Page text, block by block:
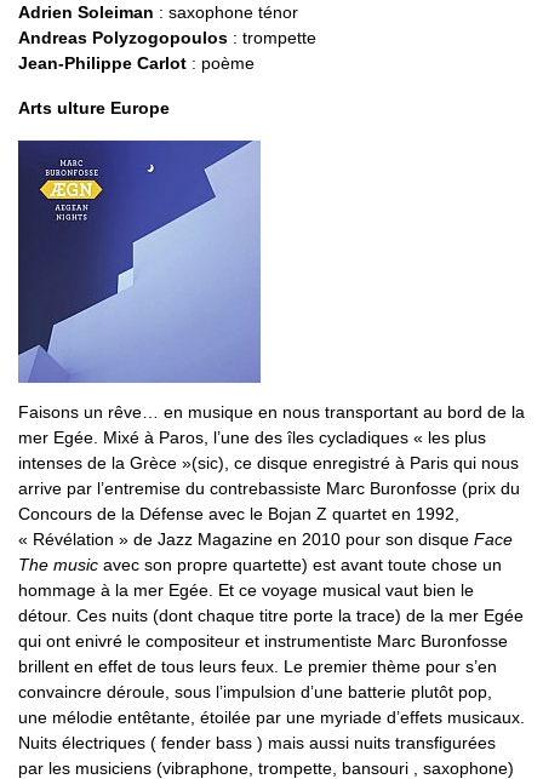
Adrien Soleiman : saxophone ténor
Andreas Polyzogopoulos : trompette
Jean-Philippe Carlot : poème
Arts ulture Europe
Faisons un rêve… en musique en nous transportant au bord de la
mer Egée. Mixé à Paros, l’une des îles cycladiques « les plus
intenses de la Grèce »(sic), ce disque enregistré à Paris qui nous
arrive par l’entremise du contrebassiste Marc Buronfosse (prix du
Concours de la Défense avec le Bojan Z quartet en 1992,
« Révélation » de Jazz Magazine en 2010 pour son disque Face
The music avec son propre quartette) est avant toute chose un
hommage à la mer Egée. Et ce voyage musical vaut bien le
détour. Ces nuits (dont chaque titre porte la trace) de la mer Egée
qui ont enivré le compositeur et instrumentiste Marc Buronfosse
brillent en effet de tous leurs feux. Le premier thème pour s’en
convaincre déroule, sous l’impulsion d’une batterie plutôt pop,
une mélodie entêtante, étoilée par une myriade d’effets musicaux.
Nuits électriques ( fender bass ) mais aussi nuits transfigurées
par les musiciens (vibraphone, trompette, bansouri , saxophone)